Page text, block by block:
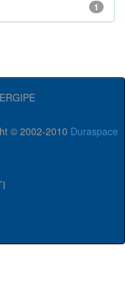
1
© 2002-2010 Duraspace